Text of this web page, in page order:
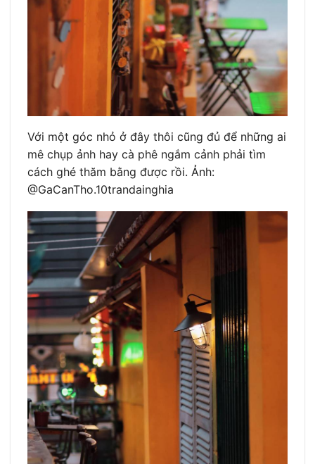
Với một góc nhỏ ở đây thôi cũng đủ để những ai
mê chụp ảnh hay cà phê ngắm cảnh phải tìm
cách ghé thăm bằng được rồi. Ảnh:
@GaCanTho.10trandainghia